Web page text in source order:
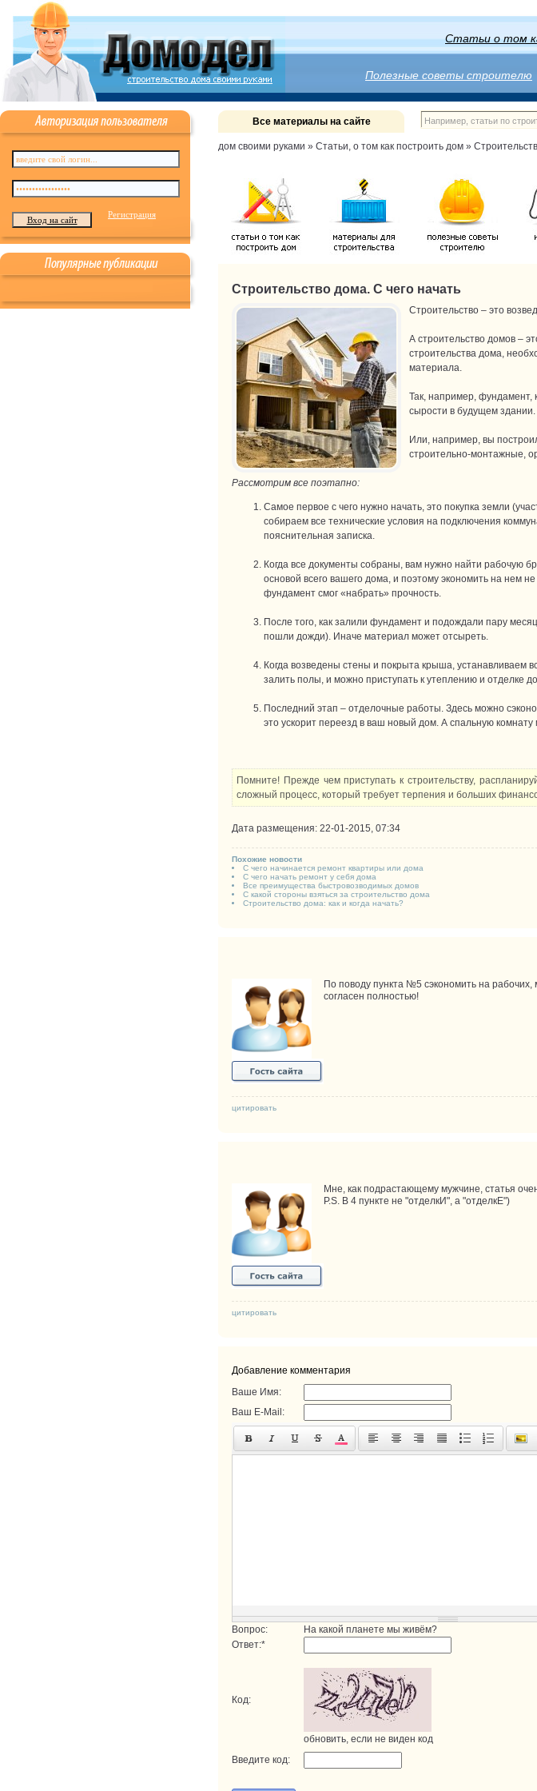
Статьи о том
Полезные советы строителю
Все материалы на сайте
дом своими руками » Статьи, о том как построить дом »
Строительство дома. С чего начать
Строительство – это
А строительство домов –
строительства дома,
материала.
Так, например, фундамент,
сырости в будущем здании.
Или, например, вы
строительно-монтажные,
Рассмотрим все поэтапно:
Самое первое с чего нужно начать, это покупка земли
собираем все технические условия на подключения
пояснительная записка.
Когда все документы собраны, вам нужно найти рабочую
основой всего вашего дома, и поэтому экономить на нем
фундамент смог «набрать» прочность.
После того, как залили фундамент и подождали пару
пошли дожди). Иначе материал может отсыреть.
Когда возведены стены и покрыта крыша, устанавливаем
залить полы, и можно приступать к утеплению и отделке
Последний этап – отделочные работы. Здесь можно
это ускорит переезд в ваш новый дом. А спальную
Помните! Прежде чем приступать к строительству,
сложный процесс, который требует терпения и больших
Дата размещения: 22-01-2015, 07:34
Похожие новости
С чего начинается ремонт квартиры или дома
С чего начать ремонт у себя дома
Все преимущества быстровозводимых домов
С какой стороны взяться за строительство дома
Строительство дома: как и когда начать?
По поводу пункта №5 сэкономить на
согласен полностью!
цитировать
Мне, как подрастающему мужчине, статья
P.S. В 4 пункте не "отделкИ", а "отделкЕ")
цитировать
Добавление комментария
Ваше Имя:
Ваш E-Mail:
Вопрос:
На какой планете мы живём?
Ответ:*
Код:
обновить, если не виден код
Введите код:
Регистрация